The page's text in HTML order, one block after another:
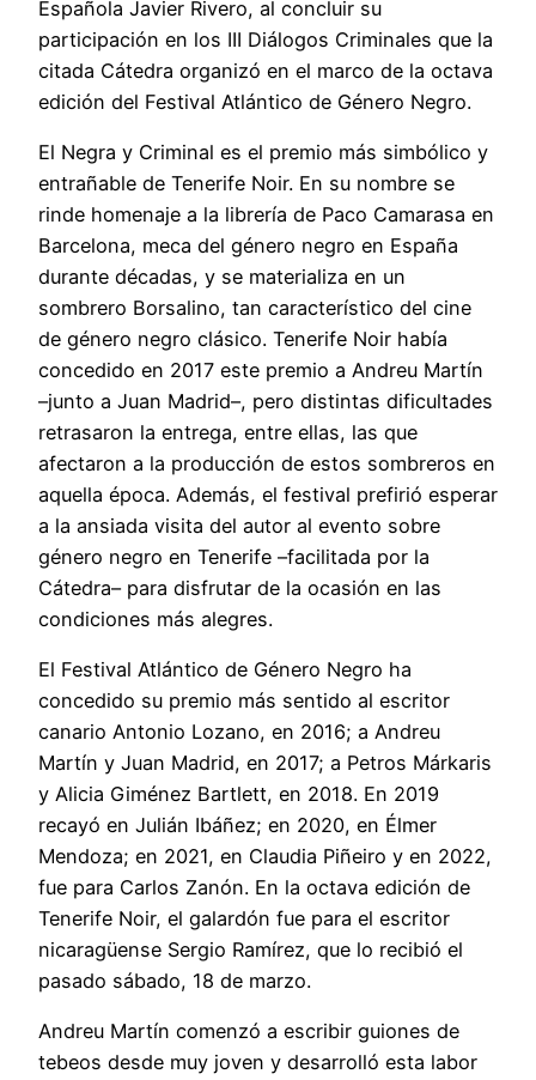
Española Javier Rivero, al concluir su
participación en los III Diálogos Criminales que la
citada Cátedra organizó en el marco de la octava
edición del Festival Atlántico de Género Negro.
El Negra y Criminal es el premio más simbólico y
entrañable de Tenerife Noir. En su nombre se
rinde homenaje a la librería de Paco Camarasa en
Barcelona, meca del género negro en España
durante décadas, y se materializa en un
sombrero Borsalino, tan característico del cine
de género negro clásico. Tenerife Noir había
concedido en 2017 este premio a Andreu Martín
–junto a Juan Madrid–, pero distintas dificultades
retrasaron la entrega, entre ellas, las que
afectaron a la producción de estos sombreros en
aquella época. Además, el festival prefirió esperar
a la ansiada visita del autor al evento sobre
género negro en Tenerife –facilitada por la
Cátedra– para disfrutar de la ocasión en las
condiciones más alegres.
El Festival Atlántico de Género Negro ha
concedido su premio más sentido al escritor
canario Antonio Lozano, en 2016; a Andreu
Martín y Juan Madrid, en 2017; a Petros Márkaris
y Alicia Giménez Bartlett, en 2018. En 2019
recayó en Julián Ibáñez; en 2020, en Élmer
Mendoza; en 2021, en Claudia Piñeiro y en 2022,
fue para Carlos Zanón. En la octava edición de
Tenerife Noir, el galardón fue para el escritor
nicaragüense Sergio Ramírez, que lo recibió el
pasado sábado, 18 de marzo.
Andreu Martín comenzó a escribir guiones de
tebeos desde muy joven y desarrolló esta labor